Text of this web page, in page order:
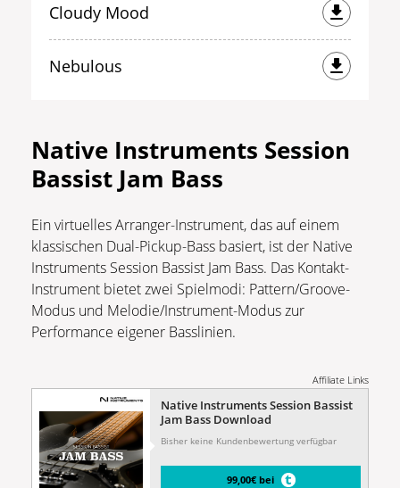
Cloudy Mood
Nebulous
Native Instruments Session
Bassist Jam Bass
Ein virtuelles Arranger-Instrument, das auf einem
klassischen Dual-Pickup-Bass basiert, ist der Native
Instruments Session Bassist Jam Bass. Das Kontakt-
Instrument bietet zwei Spielmodi: Pattern/Groove-
Modus und Melodie/Instrument-Modus zur
Performance eigener Basslinien.
Affiliate Links
Native Instruments Session Bassist
Jam Bass Download
Bisher keine Kundenbewertung verfügbar
99,00€ bei